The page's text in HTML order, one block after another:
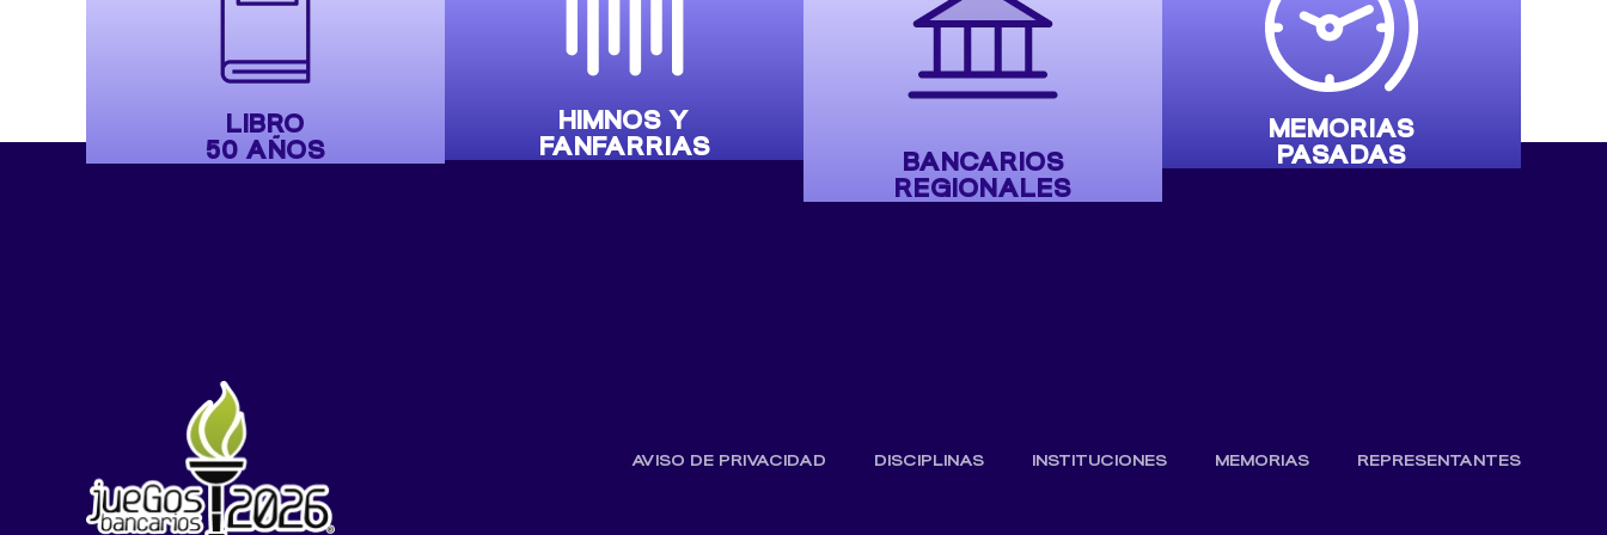
LIBRO
50 AÑOS
HIMNOS Y
FANFARRIAS
BANCARIOS
REGIONALES
MEMORIAS
PASADAS
AVISO DE PRIVACIDAD DISCIPLINAS INSTITUCIONES MEMORIAS REPRESENTANTES